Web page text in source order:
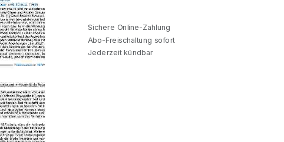
Sichere Online-Zahlung
Abo-Freischaltung sofort
Jederzeit kündbar